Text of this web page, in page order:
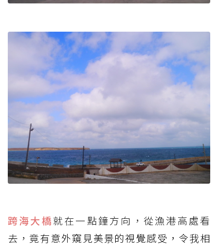
跨海大橋就在一點鐘方向，從漁港高處看
去，竟有意外窺見美景的視覺感受，令我相